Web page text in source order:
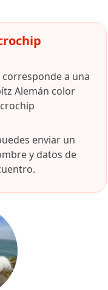
a una
Alemán color
enviar un
y datos de